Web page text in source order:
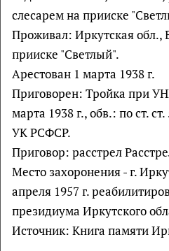
слесарем на прииске
Проживал: Иркутская обл.,
прииске "Светлый".
Арестован 1 марта 1938 г.
Приговорен: Тройка при
марта 1938 г., обв.: по ст.
УК РСФСР.
Приговор: расстрел
Место захоронения - г.
апреля 1957 г.
президиума Иркутского
Источник: Книга памяти